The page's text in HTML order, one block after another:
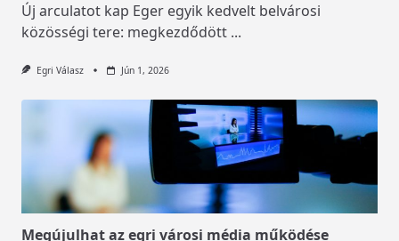
Új arculatot kap Eger egyik kedvelt belvárosi
közösségi tere: megkezdődött ...
Egri Válasz Jún 1, 2026
Megújulhat az egri városi média működése